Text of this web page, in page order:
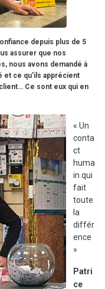
depuis plus de 5
assurer que nos
nous avons demandé à
et ce qu’ils apprécient
Ce sont eux qui en
« Un
conta
ct
huma
in qui
fait
toute
la
différ
ence
»
Patri
ce